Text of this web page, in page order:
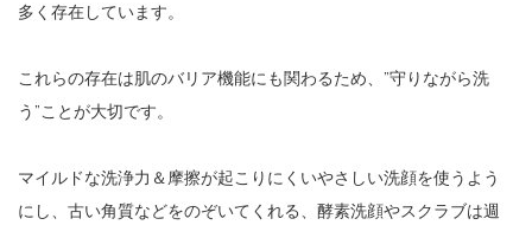
多く存在しています。
これらの存在は肌のバリア機能にも関わるため、”守りながら洗
う”ことが大切です。
マイルドな洗浄力＆摩擦が起こりにくいやさしい洗顔を使うよう
にし、古い角質などをのぞいてくれる、酵素洗顔やスクラブは週